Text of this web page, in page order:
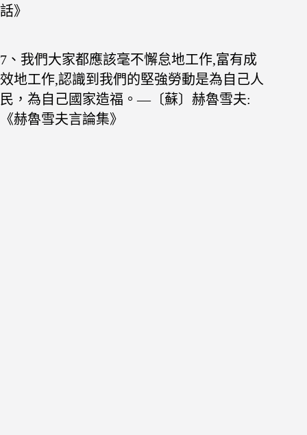
話》
7、我們大家都應該毫不懈怠地工作,富有成
效地工作,認識到我們的堅強勞動是為自己人
民，為自 己國家造福。—〔蘇〕赫魯雪夫:
《赫魯雪夫言論集》